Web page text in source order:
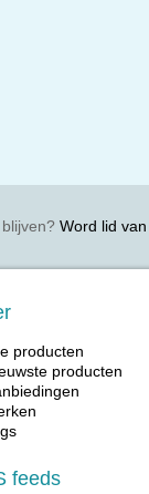
Word lid van
producten
producten
feeds